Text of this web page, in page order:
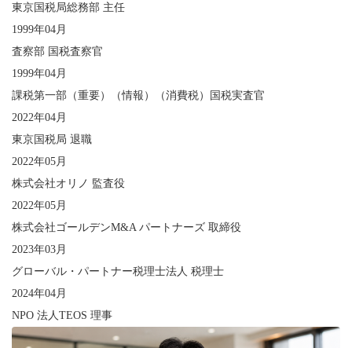
東京国税局総務部 主任
1999年04月
査察部 国税査察官
1999年04月
課税第一部（重要）（情報）（消費税）国税実査官
2022年04月
東京国税局 退職
2022年05月
株式会社オリノ 監査役
2022年05月
株式会社ゴールデンM&A パートナーズ 取締役
2023年03月
グローバル・パートナー税理士法人 税理士
2024年04月
NPO 法人TEOS 理事